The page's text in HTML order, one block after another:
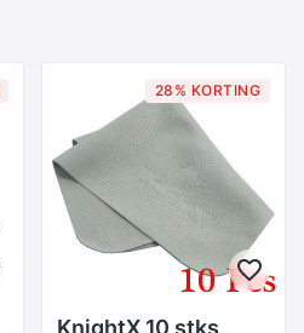
28% KORTING
KnightX 10 stks